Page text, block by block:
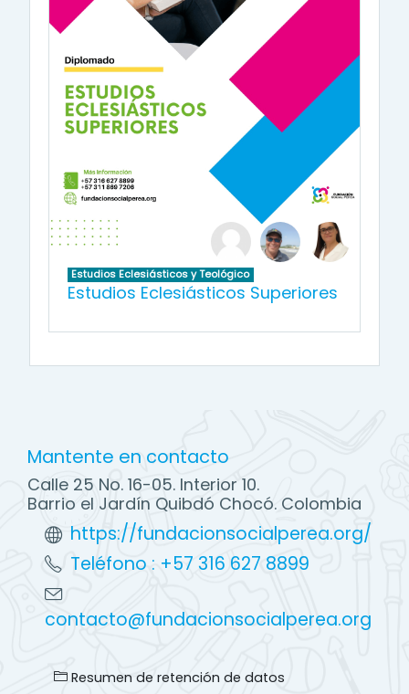
Estudios Eclesiásticos y Teológico
Estudios Eclesiásticos Superiores
Mantente en contacto
Calle 25 No. 16-05. Interior 10.
Barrio el Jardín Quibdó Chocó. Colombia
https://fundacionsocialperea.org/
Teléfono : +57 316 627 8899
contacto@fundacionsocialperea.org
Resumen de retención de datos